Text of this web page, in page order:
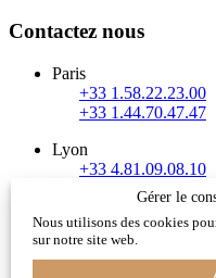
Contactez nous
Paris
+33 1.58.22.23.00
+33 1.44.70.47.47
Lyon
+33 4.81.09.08.10
Evian / Haute Savoie /
+33 4.50.81.13.70
info@xanadu-
Gérer le
Nous utilisons des cookies
sur notre site web.